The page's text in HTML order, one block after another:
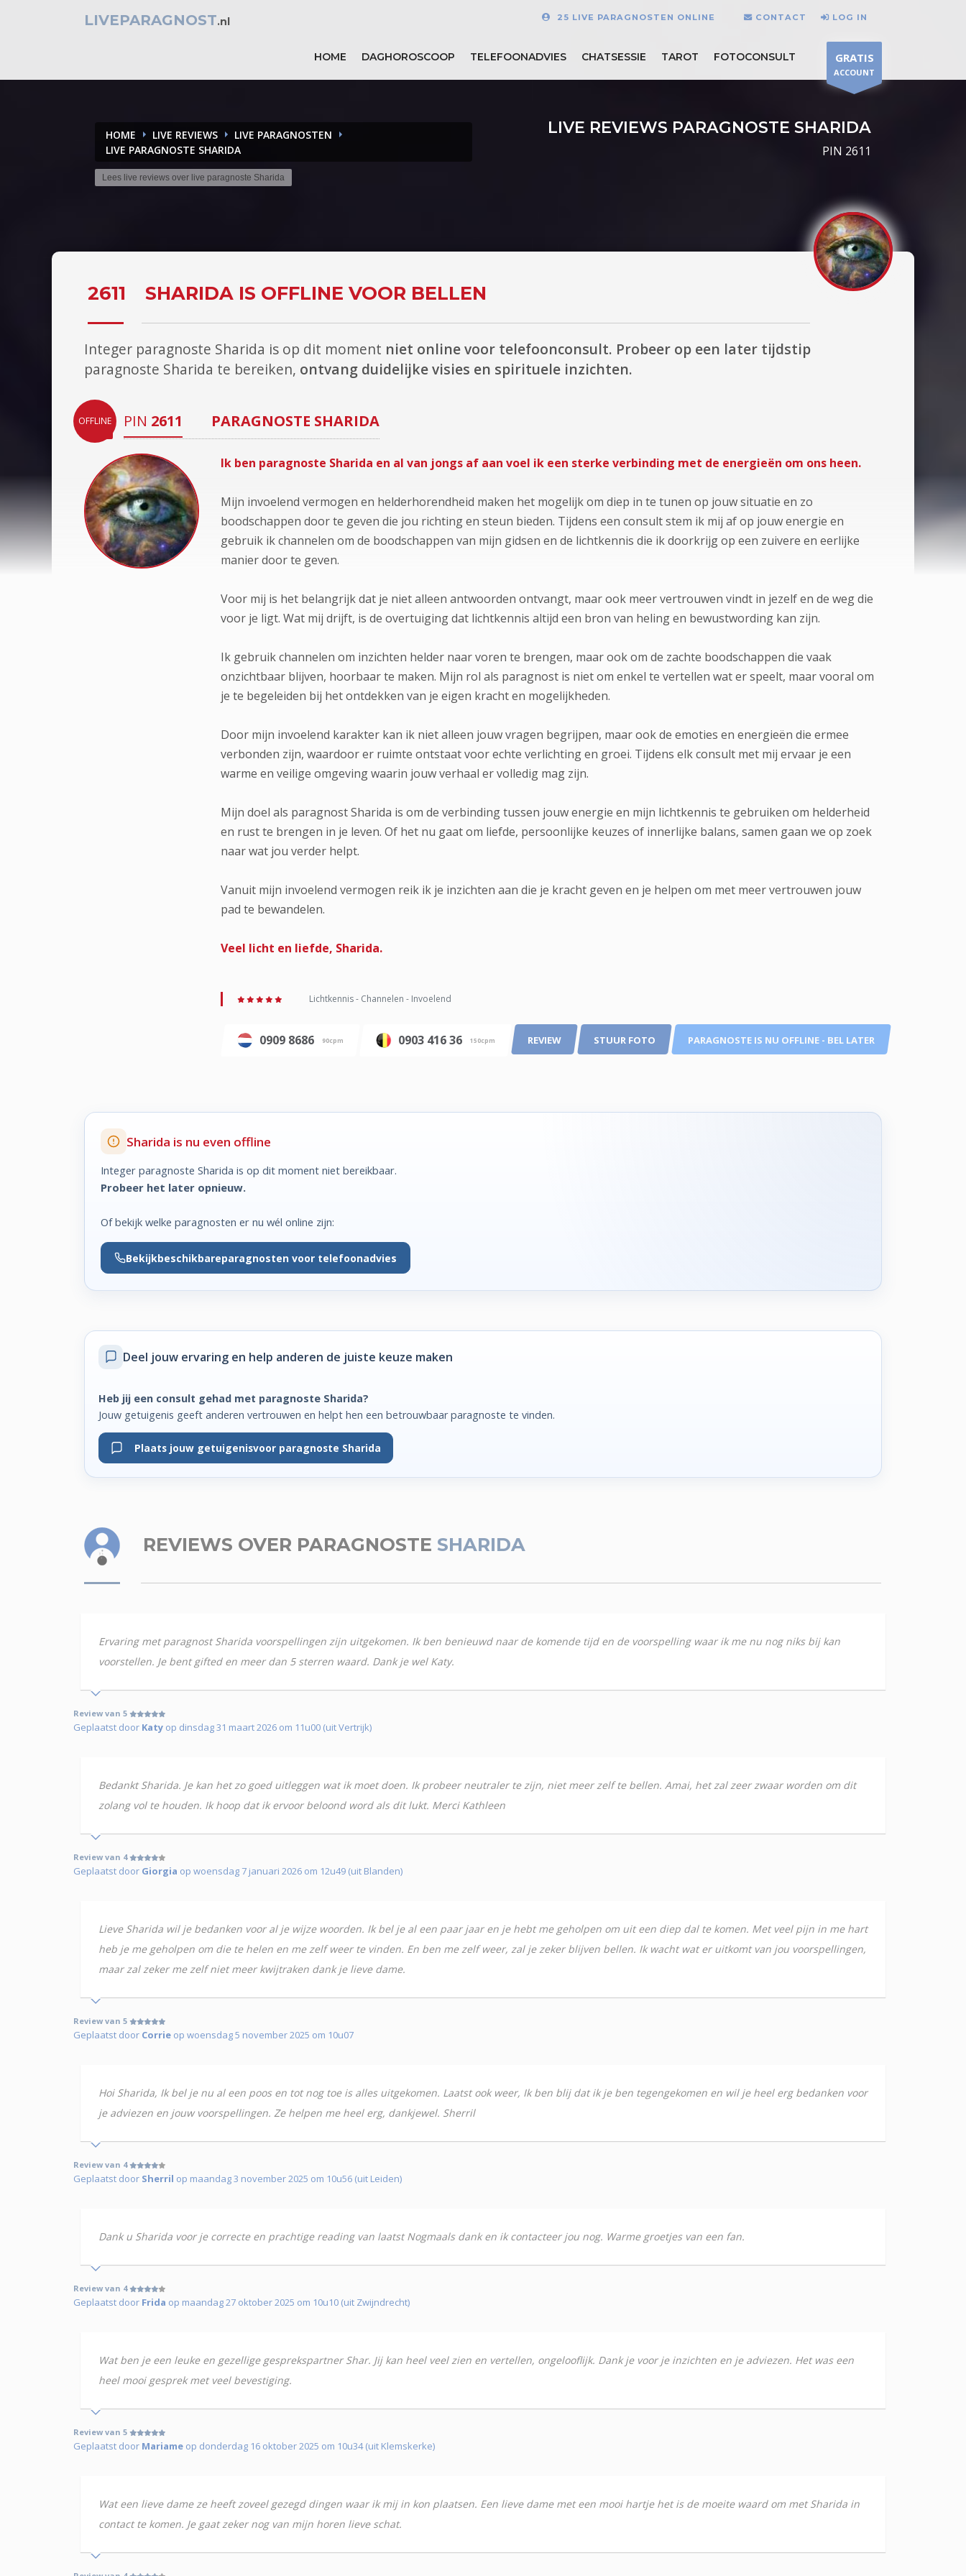
LIVEPARAGNOST.nl 25 LIVE PARAGNOSTEN ONLINE CONTACT LOG IN
HOME DAGHOROSCOOP TELEFOONADVIES CHATSESSIE TAROT FOTOCONSULT GRATIS
ACCOUNT
HOME LIVE REVIEWS
LIVE PARAGNOSTEN
LIVE PARAGNOSTE SHARIDA
Lees live reviews over live paragnoste Sharida
LIVE REVIEWS PARAGNOSTE SHARIDA
PIN 2611
2611 SHARIDA IS OFFLINE VOOR BELLEN
Integer paragnoste Sharida is op dit moment niet online voor telefoonconsult. Probeer op een later tijdstip
paragnoste Sharida te bereiken, ontvang duidelijke visies en spirituele inzichten.
OFFLINE PIN 2611 PARAGNOSTE SHARIDA
Ik ben paragnoste Sharida en al van jongs af aan voel ik een sterke verbinding met de energieën om ons heen.
Mijn invoelend vermogen en helderhorendheid maken het mogelijk om diep in te tunen op jouw situatie en zo
boodschappen door te geven die jou richting en steun bieden. Tijdens een consult stem ik mij af op jouw energie en
gebruik ik channelen om de boodschappen van mijn gidsen en de lichtkennis die ik doorkrijg op een zuivere en eerlijke
manier door te geven.
Voor mij is het belangrijk dat je niet alleen antwoorden ontvangt, maar ook meer vertrouwen vindt in jezelf en de weg die
voor je ligt. Wat mij drijft, is de overtuiging dat lichtkennis altijd een bron van heling en bewustwording kan zijn.
Ik gebruik channelen om inzichten helder naar voren te brengen, maar ook om de zachte boodschappen die vaak
onzichtbaar blijven, hoorbaar te maken. Mijn rol als paragnost is niet om enkel te vertellen wat er speelt, maar vooral om
je te begeleiden bij het ontdekken van je eigen kracht en mogelijkheden.
Door mijn invoelend karakter kan ik niet alleen jouw vragen begrijpen, maar ook de emoties en energieën die ermee
verbonden zijn, waardoor er ruimte ontstaat voor echte verlichting en groei. Tijdens elk consult met mij ervaar je een
warme en veilige omgeving waarin jouw verhaal er volledig mag zijn.
Mijn doel als paragnost Sharida is om de verbinding tussen jouw energie en mijn lichtkennis te gebruiken om helderheid
en rust te brengen in je leven. Of het nu gaat om liefde, persoonlijke keuzes of innerlijke balans, samen gaan we op zoek
naar wat jou verder helpt.
Vanuit mijn invoelend vermogen reik ik je inzichten aan die je kracht geven en je helpen om met meer vertrouwen jouw
pad te bewandelen.
Veel licht en liefde, Sharida.
Lichtkennis - Channelen - Invoelend
0909 8686 90cpm 0903 416 36 150cpm REVIEW STUUR FOTO PARAGNOSTE IS NU OFFLINE - BEL LATER
Sharida is nu even offline
Integer paragnoste Sharida is op dit moment niet bereikbaar.
Probeer het later opnieuw.
Of bekijk welke paragnosten er nu wél online zijn:
Bekijkbeschikbareparagnosten voor telefoonadvies
Deel jouw ervaring en help anderen de juiste keuze maken
Heb jij een consult gehad met paragnoste Sharida?
Jouw getuigenis geeft anderen vertrouwen en helpt hen een betrouwbaar paragnoste te vinden.
Plaats jouw getuigenisvoor paragnoste Sharida
REVIEWS OVER PARAGNOSTE SHARIDA
Ervaring met paragnost Sharida voorspellingen zijn uitgekomen. Ik ben benieuwd naar de komende tijd en de voorspelling waar ik me nu nog niks bij kan
voorstellen. Je bent gifted en meer dan 5 sterren waard. Dank je wel Katy.
Review van 5
Geplaatst door Katy op dinsdag 31 maart 2026 om 11u00 (uit Vertrijk)
Bedankt Sharida. Je kan het zo goed uitleggen wat ik moet doen. Ik probeer neutraler te zijn, niet meer zelf te bellen. Amai, het zal zeer zwaar worden om dit
zolang vol te houden. Ik hoop dat ik ervoor beloond word als dit lukt. Merci Kathleen
Review van 4
Geplaatst door Giorgia op woensdag 7 januari 2026 om 12u49 (uit Blanden)
Lieve Sharida wil je bedanken voor al je wijze woorden. Ik bel je al een paar jaar en je hebt me geholpen om uit een diep dal te komen. Met veel pijn in me hart
heb je me geholpen om die te helen en me zelf weer te vinden. En ben me zelf weer, zal je zeker blijven bellen. Ik wacht wat er uitkomt van jou voorspellingen,
maar zal zeker me zelf niet meer kwijtraken dank je lieve dame.
Review van 5
Geplaatst door Corrie op woensdag 5 november 2025 om 10u07
Hoi Sharida, Ik bel je nu al een poos en tot nog toe is alles uitgekomen. Laatst ook weer, Ik ben blij dat ik je ben tegengekomen en wil je heel erg bedanken voor
je adviezen en jouw voorspellingen. Ze helpen me heel erg, dankjewel. Sherril
Review van 4
Geplaatst door Sherril op maandag 3 november 2025 om 10u56 (uit Leiden)
Dank u Sharida voor je correcte en prachtige reading van laatst Nogmaals dank en ik contacteer jou nog. Warme groetjes van een fan.
Review van 4
Geplaatst door Frida op maandag 27 oktober 2025 om 10u10 (uit Zwijndrecht)
Wat ben je een leuke en gezellige gesprekspartner Shar. Jij kan heel veel zien en vertellen, ongelooflijk. Dank je voor je inzichten en je adviezen. Het was een
heel mooi gesprek met veel bevestiging.
Review van 5
Geplaatst door Mariame op donderdag 16 oktober 2025 om 10u34 (uit Klemskerke)
Wat een lieve dame ze heeft zoveel gezegd dingen waar ik mij in kon plaatsen. Een lieve dame met een mooi hartje het is de moeite waard om met Sharida in
contact te komen. Je gaat zeker nog van mijn horen lieve schat.